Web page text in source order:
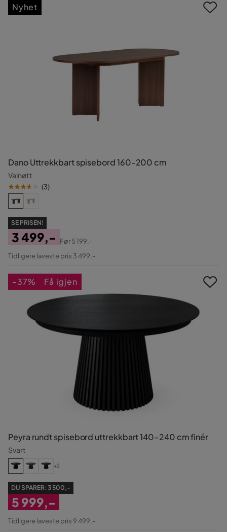
Dano Uttrekkbart spisebord 160-200 cm
Valnøtt
(3)
SE PRISEN!
Pris
3 499,-
Original
Før5 199,-
Tidligere laveste pris 3 499,-
Nyhet
Peyra rundt spisebord uttrekkbart 140–240 cm finér
Svart
+2
DU SPARER: 3 500,-
Nedsatt
5 999,-
Tidligere laveste pris 9 499,-
-37% Få igjen